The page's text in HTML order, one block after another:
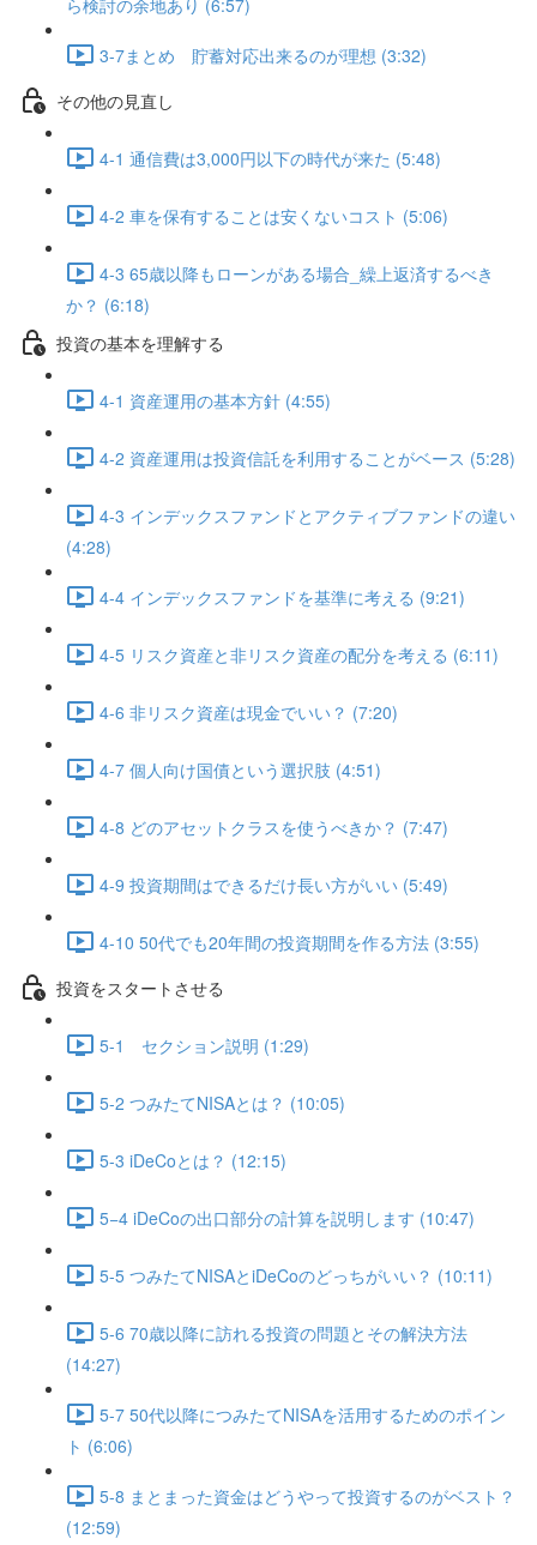
ら検討の余地あり (6:57)
3-7まとめ 貯蓄対応出来るのが理想 (3:32)
その他の見直し
4-1 通信費は3,000円以下の時代が来た (5:48)
4-2 車を保有することは安くないコスト (5:06)
4-3 65歳以降もローンがある場合_繰上返済するべき
か？ (6:18)
投資の基本を理解する
4-1 資産運用の基本方針 (4:55)
4-2 資産運用は投資信託を利用することがベース (5:28)
4-3 インデックスファンドとアクティブファンドの違い
(4:28)
4-4 インデックスファンドを基準に考える (9:21)
4-5 リスク資産と非リスク資産の配分を考える (6:11)
4-6 非リスク資産は現金でいい？ (7:20)
4-7 個人向け国債という選択肢 (4:51)
4-8 どのアセットクラスを使うべきか？ (7:47)
4-9 投資期間はできるだけ長い方がいい (5:49)
4-10 50代でも20年間の投資期間を作る方法 (3:55)
投資をスタートさせる
5-1 セクション説明 (1:29)
5-2 つみたてNISAとは？ (10:05)
5-3 iDeCoとは？ (12:15)
5−4 iDeCoの出口部分の計算を説明します (10:47)
5-5 つみたてNISAとiDeCoのどっちがいい？ (10:11)
5-6 70歳以降に訪れる投資の問題とその解決方法
(14:27)
5-7 50代以降につみたてNISAを活用するためのポイン
ト (6:06)
5-8 まとまった資金はどうやって投資するのがベスト？
(12:59)